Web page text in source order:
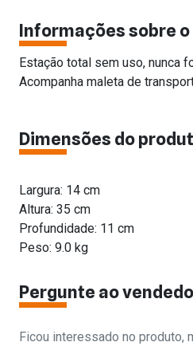
Informações sobre
Estação total sem uso, nunca
Acompanha maleta de
Dimensões do
Largura: 14 cm
Altura: 35 cm
Profundidade: 11 cm
Peso: 9.0 kg
Pergunte ao
Ficou interessado no produto,